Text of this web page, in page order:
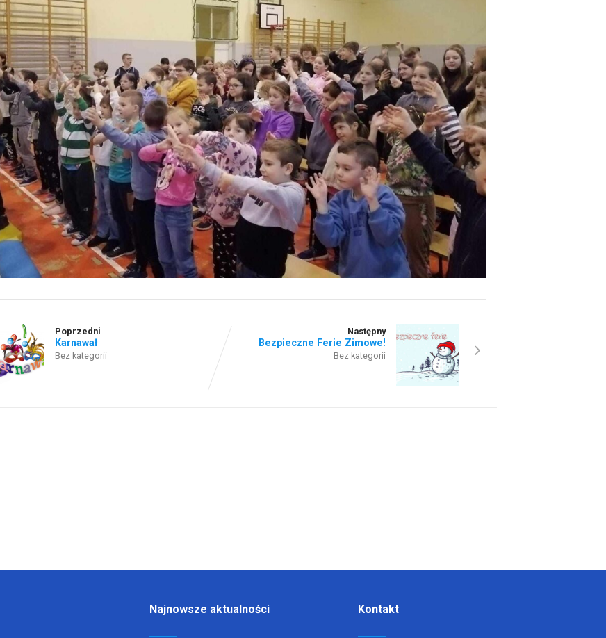
Poprzedni
Karnawał
Bez kategorii
Następny
Bezpieczne Ferie Zimowe!
Bez kategorii
Najnowsze aktualności Kontakt